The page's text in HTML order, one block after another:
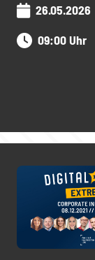
26.05.2026
09:00 Uhr